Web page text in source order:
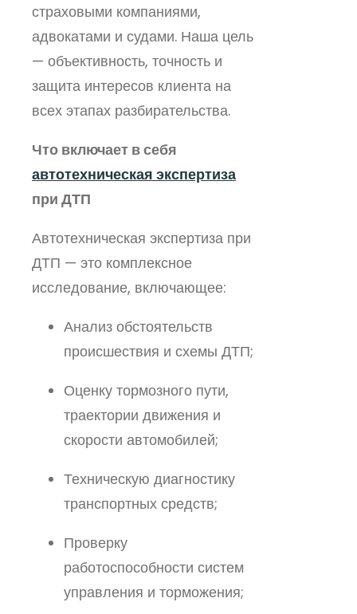
страховыми компаниями,
адвокатами и судами. Наша цель
— объективность, точность и
защита интересов клиента на
всех этапах разбирательства.
Что включает в себя
автотехническая экспертиза
при ДТП
Автотехническая экспертиза при
ДТП — это комплексное
исследование, включающее:
Анализ обстоятельств
происшествия и схемы ДТП;
Оценку тормозного пути,
траектории движения и
скорости автомобилей;
Техническую диагностику
транспортных средств;
Проверку
работоспособности систем
управления и торможения;